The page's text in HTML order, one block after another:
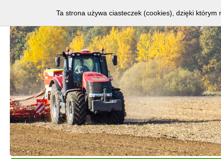
Ta strona używa ciasteczek (cookies), dzięki którym